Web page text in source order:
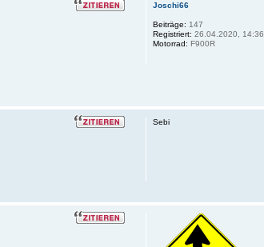
Joschi66
Beiträge: 147
Registriert: 26.04.2020, 14:36
Motorrad: F900R
Sebi